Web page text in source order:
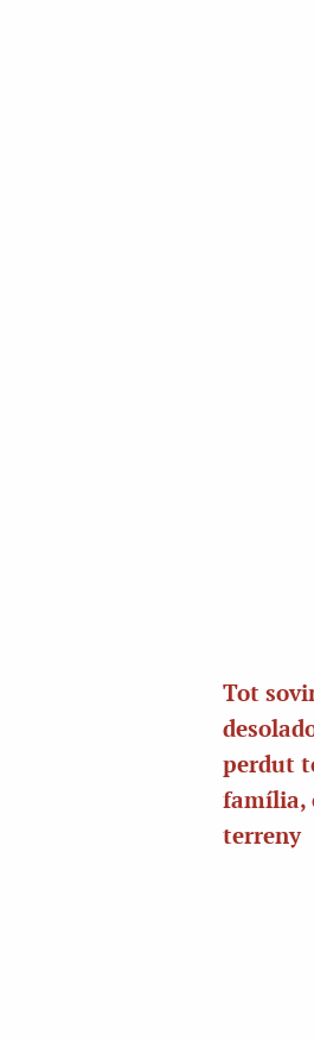
Tot
perdut
família,
terreny